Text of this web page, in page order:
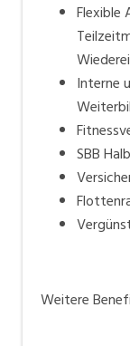
Flexible
Interne
SBB
Weitere